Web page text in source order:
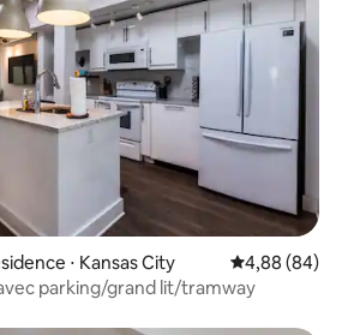
⋅ Kansas City Évaluation
4,88 (84)
parking/grand lit/tramway